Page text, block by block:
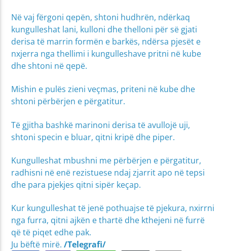
Në vaj fërgoni qepën, shtoni hudhrën, ndërkaq
kungulleshat lani, kulloni dhe thelloni për së gjati
derisa të marrin formën e barkës, ndërsa pjesët e
nxjerra nga thellimi i kungulleshave pritni në kube
dhe shtoni në qepë.
Mishin e pulës zieni veçmas, priteni në kube dhe
shtoni përbërjen e përgatitur.
Të gjitha bashkë marinoni derisa të avullojë uji,
shtoni specin e bluar, qitni kripë dhe piper.
Kungulleshat mbushni me përbërjen e përgatitur,
radhisni në enë rezistuese ndaj zjarrit apo në tepsi
dhe para pjekjes qitni sipër keçap.
Kur kungulleshat të jenë pothuajse të pjekura, nxirrni
nga furra, qitni ajkën e thartë dhe kthejeni në furrë
që të piqet edhe pak.
Ju bëftë mirë./Telegrafi/